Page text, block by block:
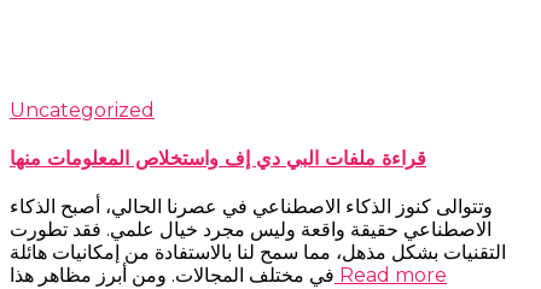
Uncategorized
قراءة ملفات البي دي إف واستخلاص المعلومات منها
وتتوالى كنوز الذكاء الاصطناعي في عصرنا الحالي، أصبح الذكاء
الاصطناعي حقيقة واقعة وليس مجرد خيال علمي. فقد تطورت
التقنيات بشكل مذهل، مما سمح لنا بالاستفادة من إمكانيات هائلة
في مختلف المجالات. ومن أبرز مظاهر هذا Read more